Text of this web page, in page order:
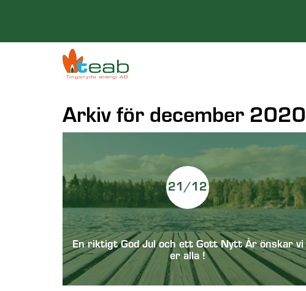
Arkiv för december 2020
21/12
En riktigt God Jul och ett Gott Nytt År önskar vi
er alla !